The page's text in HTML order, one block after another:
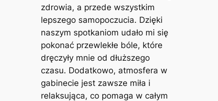
zdrowia, a przede wszystkim
lepszego samopoczucia. Dzięki
naszym spotkaniom udało mi się
pokonać przewlekłe bóle, które
dręczyły mnie od dłuższego
czasu. Dodatkowo, atmosfera w
gabinecie jest zawsze miła i
relaksująca, co pomaga w całym